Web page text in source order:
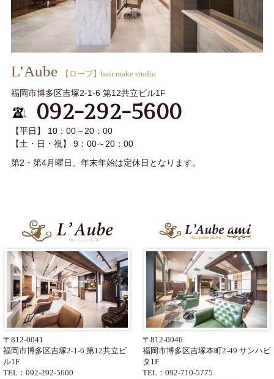
L’Aube 【ローブ】hair make studio
福岡市博多区吉塚2-1-6 第12共立ビル1F
092-292-5600
【平日】 10：00～20：00
【土・日・祝】 9：00～20：00
第2・第4月曜日、年末年始は定休日となります。
〒812-0041
福岡市博多区吉塚2-1-6 第12共立ビ
ル1F
TEL：092-292-5600
〒812-0046
福岡市博多区吉塚本町2-49サンハビ
タ1F
TEL：092-710-5775